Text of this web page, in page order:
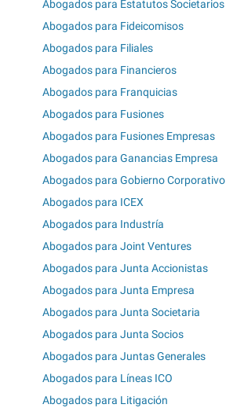
Abogados para Estatutos Societarios
Abogados para Fideicomisos
Abogados para Filiales
Abogados para Financieros
Abogados para Franquicias
Abogados para Fusiones
Abogados para Fusiones Empresas
Abogados para Ganancias Empresa
Abogados para Gobierno Corporativo
Abogados para ICEX
Abogados para Industría
Abogados para Joint Ventures
Abogados para Junta Accionistas
Abogados para Junta Empresa
Abogados para Junta Societaria
Abogados para Junta Socios
Abogados para Juntas Generales
Abogados para Líneas ICO
Abogados para Litigación